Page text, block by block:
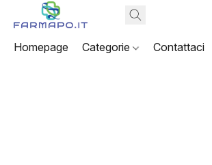
Homepage Categorie Contattaci